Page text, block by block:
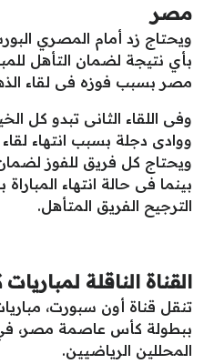
مصر
ويحتاج زد أمام المصري
بأي نتيجة لضمان التأهل
مصر بسبب فوزه فى لقاء الذهاب
وفى اللقاء الثانى تبدو كل
ووادى دجلة بسبب انتهاء لقاء
ويحتاج كل فريق للفوز لضمان
بينما فى حالة انتهاء
الترجيح الفريق المتأهل.
القناة الناقلة
تنقل قناة أون سبورت،
ببطولة كأس عاصمة مصر،
المحللين الرياضيين.